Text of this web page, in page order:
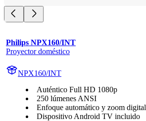
Philips NPX160/INT
Proyector doméstico
NPX160/INT
Auténtico Full HD 1080p
250 lúmenes ANSI
Enfoque automático y zoom digital
Dispositivo Android TV incluido